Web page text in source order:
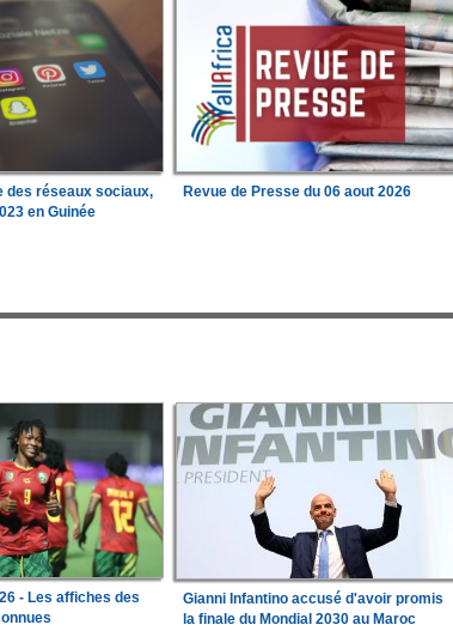
des réseaux sociaux,
en Guinée
Revue de Presse du 06 aout 2026
- Les affiches des
Gianni Infantino accusé d'avoir promis
la finale du Mondial 2030 au Maroc